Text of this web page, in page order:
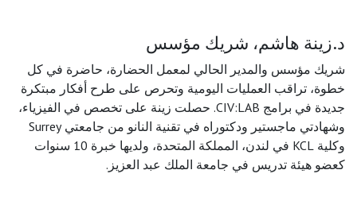
د.زينة هاشم، شريك مؤسس
شريك مؤسس والمدير الحالي لمعمل الحضارة، حاضرة في كل
خطوة، تراقب العمليات اليومية وتحرص على طرح أفكار مبتكرة
جديدة في برامج CIV:LAB. حصلت زينة على تخصص في الفيزياء،
وشهادتي ماجستير ودكتوراه في تقنية النانو من جامعتي Surrey
وكلية KCL في لندن، المملكة المتحدة، ولديها خبرة 10 سنوات
كعضو هيئة تدريس في جامعة الملك عبد العزيز.